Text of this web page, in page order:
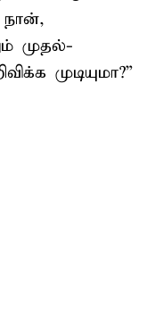
நான்,
முதல்-
முடியுமா?”